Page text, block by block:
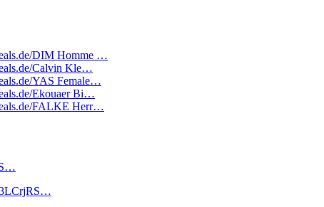
DIM Homme …
Calvin Kle…
YAS Female…
Ekouaer Bi…
FALKE Herr…
3LCrjRS…